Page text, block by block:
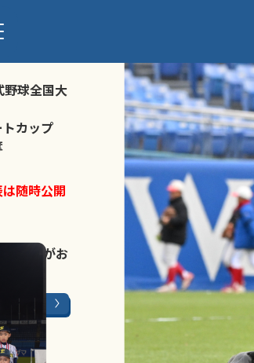
トーナメ
球全国大
カップ
随時公開
がお
はこちら